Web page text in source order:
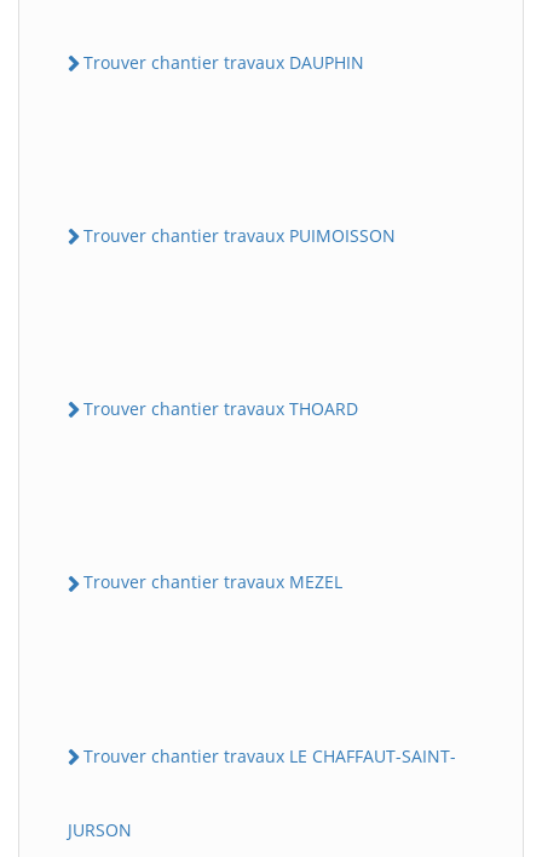
Trouver chantier travaux DAUPHIN
Trouver chantier travaux PUIMOISSON
Trouver chantier travaux THOARD
Trouver chantier travaux MEZEL
Trouver chantier travaux LE CHAFFAUT-SAINT-
JURSON